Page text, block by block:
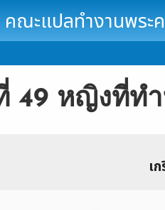
คณะแปลทำงานพระ
49 หญิงที่ท
เ